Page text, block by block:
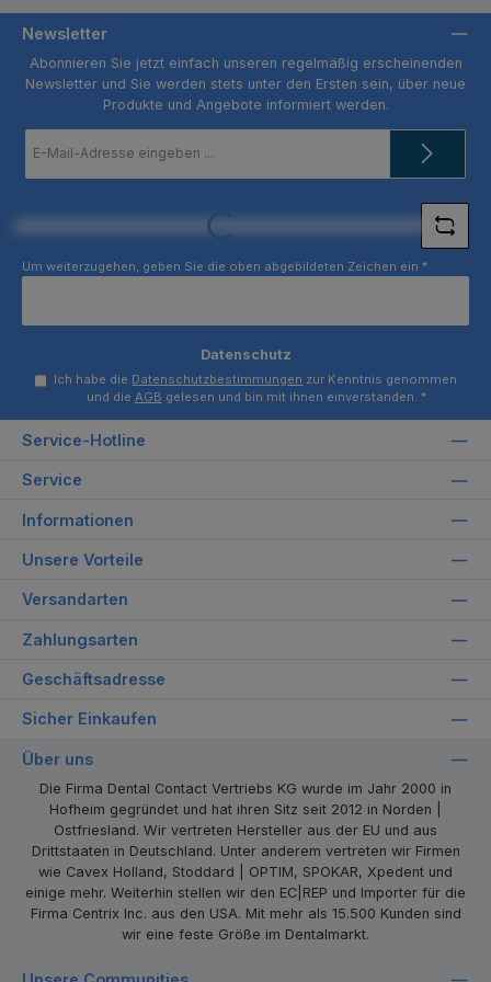
Newsletter
Abonnieren Sie jetzt einfach unseren regelmäßig erscheinenden
Newsletter und Sie werden stets unter den Ersten sein, über neue
Produkte und Angebote informiert werden.
Mail-
Loading...
Um weiterzugehen, geben Sie die oben abgebildeten Zeichen ein *
Datenschutz
Ich habe die Datenschutzbestimmungen zur Kenntnis genommen
und die AGB gelesen und bin mit ihnen einverstanden. *
Service-Hotline
Service
Informationen
Unsere Vorteile
Versandarten
Zahlungsarten
Geschäftsadresse
Sicher Einkaufen
Über uns
Die Firma Dental Contact Vertriebs KG wurde im Jahr 2000 in
Hofheim gegründet und hat ihren Sitz seit 2012 in Norden |
Ostfriesland. Wir vertreten Hersteller aus der EU und aus
Drittstaaten in Deutschland. Unter anderem vertreten wir Firmen
wie Cavex Holland, Stoddard | OPTIM, SPOKAR, Xpedent und
einige mehr. Weiterhin stellen wir den EC|REP und Importer für die
Firma Centrix Inc. aus den USA. Mit mehr als 15.500 Kunden sind
wir eine feste Größe im Dentalmarkt.